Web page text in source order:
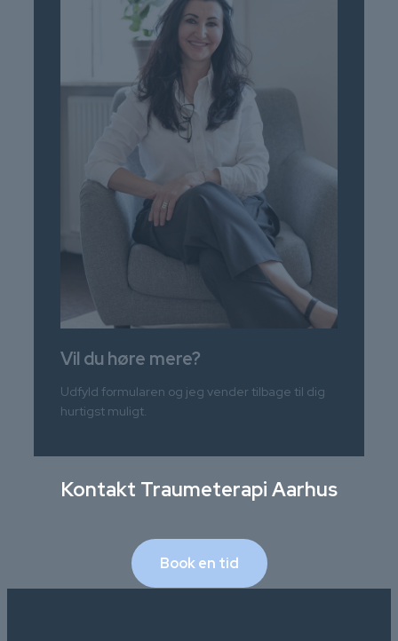
Vil du høre mere?
Udfyld formularen og jeg vender tilbage til dig
hurtigst muligt.
Kontakt Traumeterapi Aarhus
Book en tid